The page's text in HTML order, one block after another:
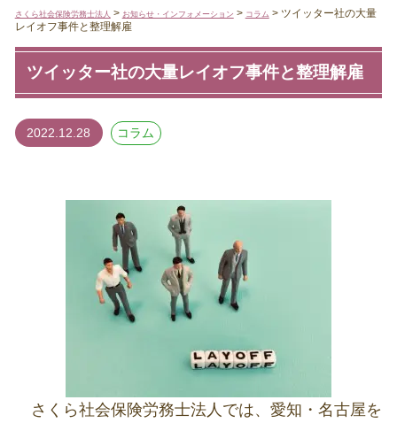
さくら社会保険労務士法人 > お知らせ・インフォメーション > コラム > ツイッター社の大量
レイオフ事件と整理解雇
ツイッター社の大量レイオフ事件と整理解雇
2022.12.28 コラム
さくら社会保険労務士法人では、愛知・名古屋を